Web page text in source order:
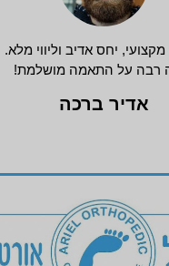
יחס אדיב וליווי מלא.
רבה על התאמה מושלמת!
אדיר ברכה